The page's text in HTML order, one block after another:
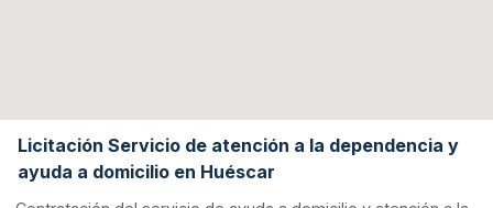
Licitación Servicio de atención a la dependencia y
ayuda a domicilio en Huéscar